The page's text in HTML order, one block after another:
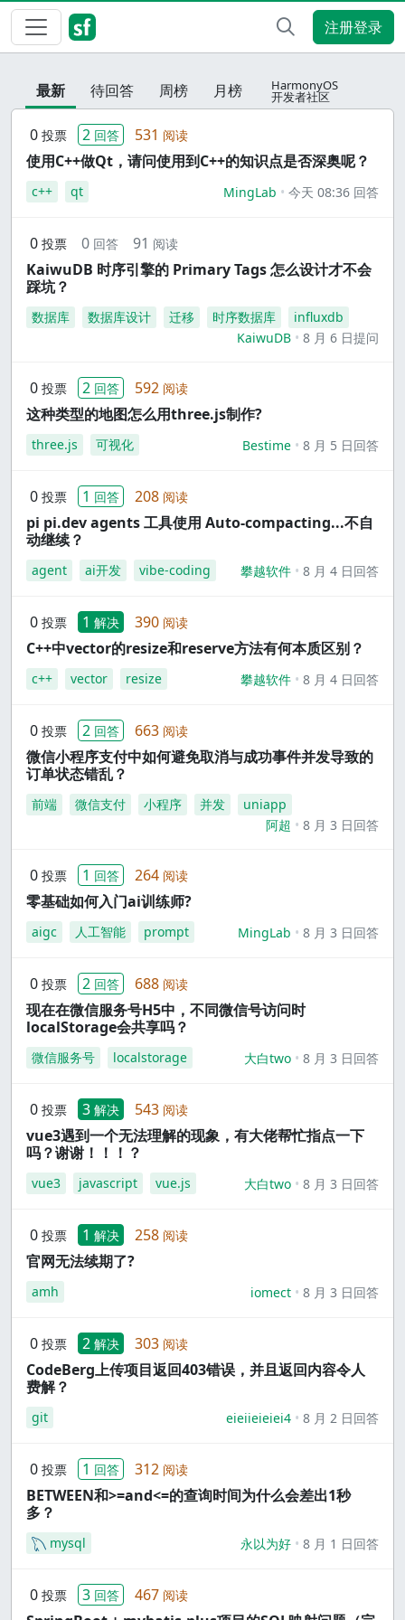
注册登录
最新 待回答 周榜 月榜 HarmonyOS
开发者社区
0 投票 2 回答 531 阅读
使用C++做Qt，请问使用到C++的知识点是否深奥呢？
c++ qt MingLab 今天 08:36 回答
0 投票 0 回答 91 阅读
KaiwuDB 时序引擎的 Primary Tags 怎么设计才不会
踩坑？
数据库 数据库设计 迁移 时序数据库
influxdb
KaiwuDB
8 月 6 日提问
0 投票 2 回答 592 阅读
这种类型的地图怎么用three.js制作?
three.js 可视化 Bestime 8 月 5 日回答
0 投票 1 回答 208 阅读
pi pi.dev agents 工具使用 Auto-compacting...不自
动继续？
agent ai开发 vibe-coding 攀越软件 8 月 4 日回答
0 投票 1 解决 390 阅读
C++中vector的resize和reserve方法有何本质区别？
c++ vector resize 攀越软件 8 月 4 日回答
0 投票 2 回答 663 阅读
微信小程序支付中如何避免取消与成功事件并发导致的
订单状态错乱？
前端 微信支付 小程序 并发
uniapp
阿超
8 月 3 日回答
0 投票 1 回答 264 阅读
零基础如何入门ai训练师?
aigc 人工智能 prompt MingLab 8 月 3 日回答
0 投票 2 回答 688 阅读
现在在微信服务号H5中，不同微信号访问时
localStorage会共享吗？
微信服务号 localstorage 大白two 8 月 3 日回答
0 投票 3 解决 543 阅读
vue3遇到一个无法理解的现象，有大佬帮忙指点一下
吗？谢谢！！！？
vue3 javascript vue.js 大白two 8 月 3 日回答
0 投票 1 解决 258 阅读
官网无法续期了?
amh iomect 8 月 3 日回答
0 投票 2 解决 303 阅读
CodeBerg上传项目返回403错误，并且返回内容令人
费解？
git eieiieieiei4 8 月 2 日回答
0 投票 1 回答 312 阅读
BETWEEN和>=and<=的查询时间为什么会差出1秒
多？
mysql 永以为好 8 月 1 日回答
0 投票 3 回答 467 阅读